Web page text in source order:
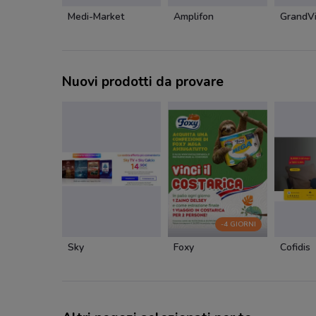
Medi-Market Amplifon
Nuovi prodotti da provare
Sky
-4 GIORNI
Foxy Cofidis